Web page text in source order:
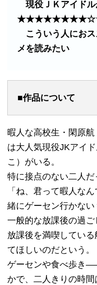
現役ＪＫアイド
こういう人にお
メを読みたい
■作品について
暇人な高校生・閑原
は大人気現役JKアイ
こ）がいる。
特に接点のない二人
「ね、君って暇人な
緒にゲーセン行かな
一般的な放課後の過
放課後を満喫してい
てほしいのだという。
ゲーセンや食べ歩き
かで、二人きりの時